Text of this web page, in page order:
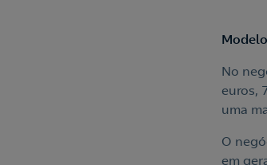
No
euros,
uma
O
em